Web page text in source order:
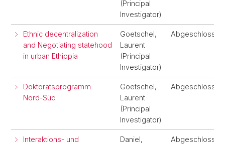
(Principal
Investigator)
Ethnic decentralization
and Negotiating statehood
in urban Ethiopia
Goetschel,
Laurent
(Principal
Investigator)
Abgeschlossen
Doktoratsprogramm
Nord-Süd
Goetschel,
Laurent
(Principal
Investigator)
Abgeschlossen
Interaktions- und
Daniel,
Abgeschlossen